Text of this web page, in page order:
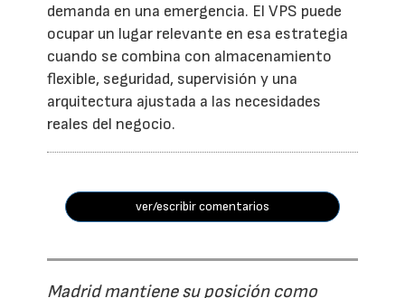
demanda en una emergencia. El VPS puede
ocupar un lugar relevante en esa estrategia
cuando se combina con almacenamiento
flexible, seguridad, supervisión y una
arquitectura ajustada a las necesidades
reales del negocio.
ver/escribir comentarios
Madrid mantiene su posición como